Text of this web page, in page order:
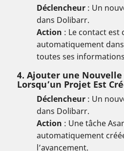
Déclencheur : Un
dans Dolibarr.
Action : Le contact est
automatiquement
toutes ses
4. Ajouter une Nouvelle
Lorsqu’un Projet Est
Déclencheur : Un
dans Dolibarr.
Action : Une tâche
automatiquement
l’avancement.